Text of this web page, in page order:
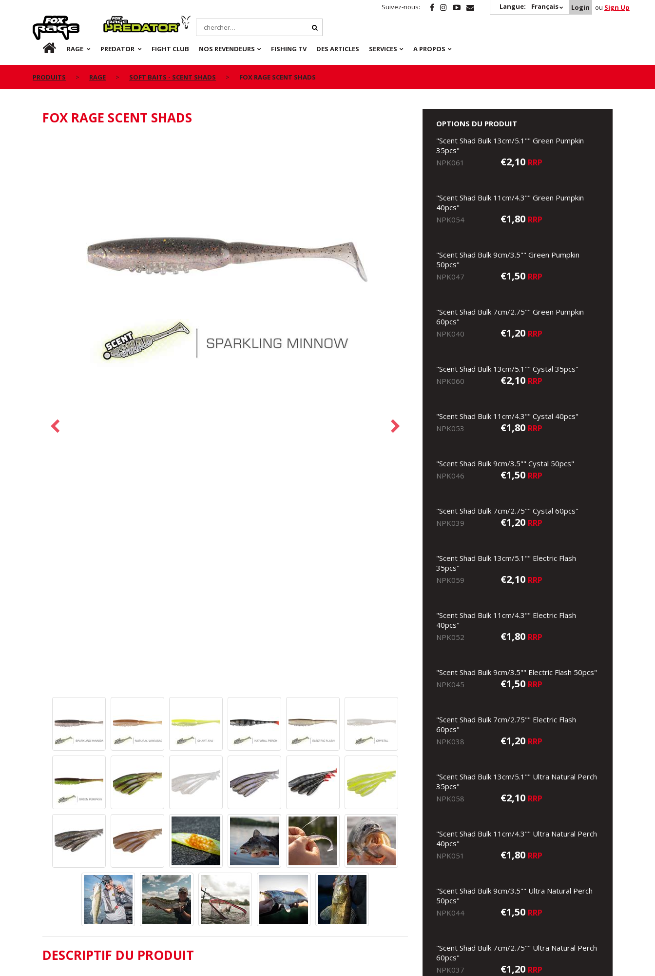
Suivez-nous: Langue: Français Login ou Sign Up
Rage Predator
FR RAGE PREDATOR FIGHT CLUB NOS REVENDEURS FISHING TV DES ARTICLES SERVICES A PROPOS
PRODUITS RAGE SOFT BAITS - SCENT SHADS FOX RAGE SCENT SHADS
FOX RAGE SCENT SHADS
DESCRIPTIF DU PRODUIT
OPTIONS DU PRODUIT
"Scent Shad Bulk 13cm/5.1"" Green Pumpkin
35pcs"
NPK061
€2,10 RRP
"Scent Shad Bulk 11cm/4.3"" Green Pumpkin
40pcs"
NPK054
€1,80 RRP
"Scent Shad Bulk 9cm/3.5"" Green Pumpkin
50pcs"
NPK047
€1,50 RRP
"Scent Shad Bulk 7cm/2.75"" Green Pumpkin
60pcs"
NPK040
€1,20 RRP
"Scent Shad Bulk 13cm/5.1"" Cystal 35pcs"
NPK060
€2,10 RRP
"Scent Shad Bulk 11cm/4.3"" Cystal 40pcs"
NPK053
€1,80 RRP
"Scent Shad Bulk 9cm/3.5"" Cystal 50pcs"
NPK046
€1,50 RRP
"Scent Shad Bulk 7cm/2.75"" Cystal 60pcs"
NPK039
€1,20 RRP
"Scent Shad Bulk 13cm/5.1"" Electric Flash
35pcs"
NPK059
€2,10 RRP
"Scent Shad Bulk 11cm/4.3"" Electric Flash
40pcs"
NPK052
€1,80 RRP
"Scent Shad Bulk 9cm/3.5"" Electric Flash 50pcs"
NPK045
€1,50 RRP
"Scent Shad Bulk 7cm/2.75"" Electric Flash
60pcs"
NPK038
€1,20 RRP
"Scent Shad Bulk 13cm/5.1"" Ultra Natural Perch
35pcs"
NPK058
€2,10 RRP
"Scent Shad Bulk 11cm/4.3"" Ultra Natural Perch
40pcs"
NPK051
€1,80 RRP
"Scent Shad Bulk 9cm/3.5"" Ultra Natural Perch
50pcs"
NPK044
€1,50 RRP
"Scent Shad Bulk 7cm/2.75"" Ultra Natural Perch
60pcs"
NPK037
€1,20 RRP